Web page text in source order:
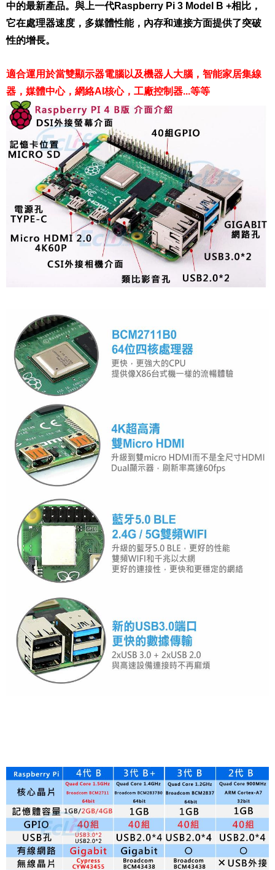
中的最新產品。與上一代Raspberry Pi 3 Model B +相比，
它在處理器速度，多媒體性能，內存和連接方面提供了突破
性的增長。
適合運用於當雙顯示器電腦以及機器人大腦，智能家居集線
器，媒體中心，網絡AI核心，工廠控制器...等等